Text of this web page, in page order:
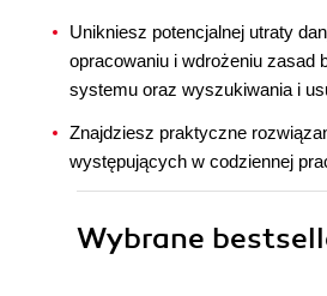
Unikniesz potencjalnej utraty
opracowaniu i wdrożeniu zasad
systemu oraz wyszukiwania i
Znajdziesz praktyczne
występujących w codziennej
Wybrane